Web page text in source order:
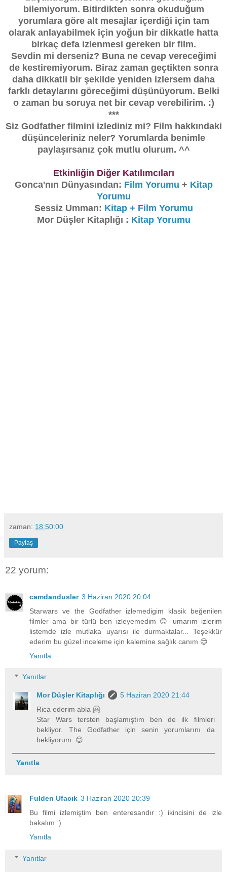
bilemiyorum. Bitirdikten sonra okuduğum
yorumlara göre alt mesajlar içerdiği için tam
olarak anlayabilmek için yoğun bir dikkatle hatta
birkaç defa izlenmesi gereken bir film.
Sevdin mi derseniz? Buna ne cevap vereceğimi
de kestiremiyorum. Biraz zaman geçtikten sonra
daha dikkatli bir şekilde yeniden izlersem daha
farklı detaylarını göreceğimi düşünüyorum. Belki
o zaman bu soruya net bir cevap verebilirim. :)
***
Siz Godfather filmini izlediniz mi? Film hakkındaki
düşünceleriniz neler? Yorumlarda benimle
paylaşırsanız çok mutlu olurum. ^^
Etkinliğin Diğer Katılımcıları
Gonca'nın Dünyasından: Film Yorumu + Kitap
Yorumu
Sessiz Umman: Kitap + Film Yorumu
Mor Düşler Kitaplığı : Kitap Yorumu
zaman: 18:50:00
Paylaş
22 yorum:
camdandusler 3 Haziran 2020 20:04
Starwars ve the Godfather izlemedigim klasik beğenilen
filmler ama bir türlü ben izleyemedim 😊 umarım izlerim
listemde izle mutlaka uyarısı ile durmaktalar... Teşekkür
ederim bu güzel inceleme için kalemine sağlık canım 😊
Yanıtla
Yanıtlar
Mor Düşler Kitaplığı
5 Haziran 2020 21:44
Rica ederim abla 🤗
Star Wars tersten başlamıştım ben de ilk filmleri
bekliyor. The Godfather için senin yorumlarını da
bekliyorum. 😊
Yanıtla
Fulden Ufacık 3 Haziran 2020 20:39
Bu filmi izlemiştim ben enteresandır :) ikincisini de izle
bakalım :)
Yanıtla
Yanıtlar